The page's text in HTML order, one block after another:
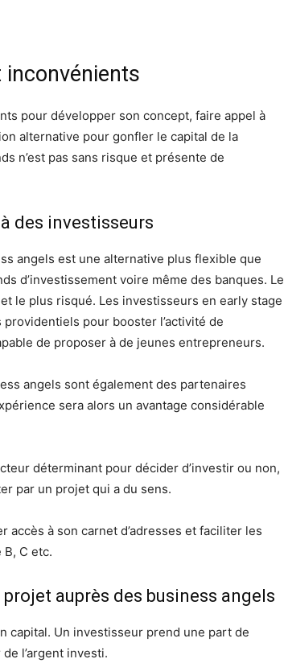
inconvénients
pour développer son concept, faire appel à
alternative pour gonfler le capital de la
n’est pas sans risque et présente de
des investisseurs
angels est une alternative plus flexible que
d’investissement voire même des banques. Le
le plus risqué. Les investisseurs en early stage
pour booster l’activité de
de proposer à de jeunes entrepreneurs.
angels sont également des partenaires
sera alors un avantage considérable
déterminant pour décider d’investir ou non,
par un projet qui a du sens.
accès à son carnet d’adresses et faciliter les
C etc.
auprès des business angels
capital. Un investisseur prend une part de
l’argent investi.